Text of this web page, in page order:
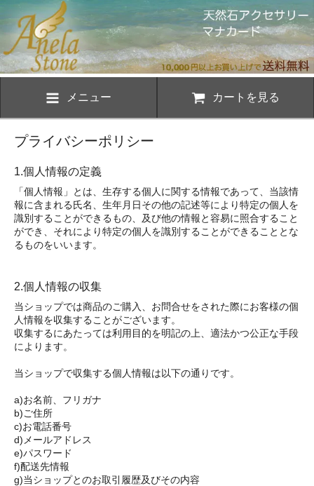
メニュー カートを見る
プライバシーポリシー
1.個人情報の定義
「個人情報」とは、生存する個人に関する情報であって、当該情
報に含まれる氏名、生年月日その他の記述等により特定の個人を
識別することができるもの、及び他の情報と容易に照合すること
ができ、それにより特定の個人を識別することができることとな
るものをいいます。
2.個人情報の収集
当ショップでは商品のご購入、お問合せをされた際にお客様の個
人情報を収集することがございます。
収集するにあたっては利用目的を明記の上、適法かつ公正な手段
によります。
当ショップで収集する個人情報は以下の通りです。
a)お名前、フリガナ
b)ご住所
c)お電話番号
d)メールアドレス
e)パスワード
f)配送先情報
g)当ショップとのお取引履歴及びその内容